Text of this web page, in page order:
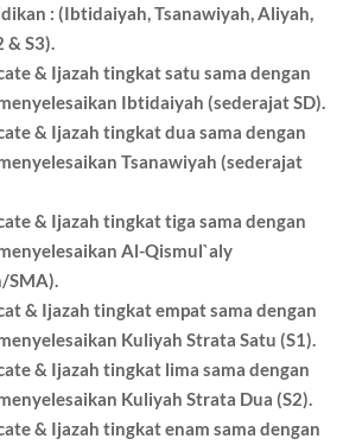
: (Ibtidaiyah, Tsanawiyah, Aliyah,
& S3).
& Ijazah tingkat satu sama dengan
Ibtidaiyah (sederajat SD).
& Ijazah tingkat dua sama dengan
Tsanawiyah (sederajat
& Ijazah tingkat tiga sama dengan
Al-Qismul`aly
SMA).
& Ijazah tingkat empat sama dengan
Kuliyah Strata Satu (S1).
& Ijazah tingkat lima sama dengan
Kuliyah Strata Dua (S2).
& Ijazah tingkat enam sama dengan